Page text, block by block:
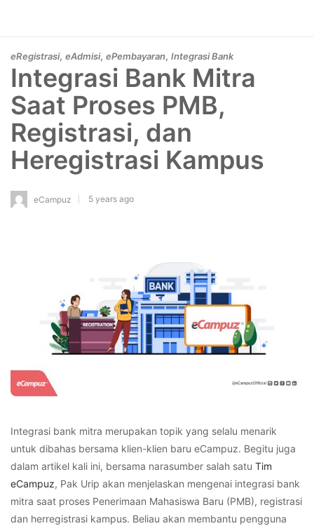
eRegistrasi, eAdmisi, ePembayaran, Integrasi Bank
Integrasi Bank Mitra
Saat Proses PMB,
Registrasi, dan
Heregistrasi Kampus
eCampuz 5 years ago
Integrasi bank mitra merupakan topik yang selalu menarik
untuk dibahas bersama klien-klien baru eCampuz. Begitu juga
dalam artikel kali ini, bersama narasumber salah satu Tim
eCampuz, Pak Urip akan menjelaskan mengenai integrasi bank
mitra saat proses Penerimaan Mahasiswa Baru (PMB), registrasi
dan herregistrasi kampus. Beliau akan membantu pengguna